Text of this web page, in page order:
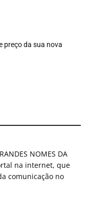
preço da sua nova
NOMES DA
na internet, que
comunicação no